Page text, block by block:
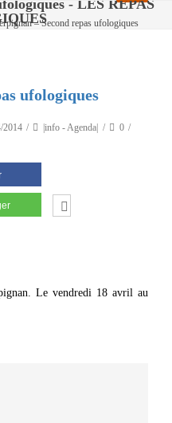
- LES REPAS
– Second repas ufologiques
ufologiques
2014 |info - Agenda|
0
Le vendredi 18 avril au